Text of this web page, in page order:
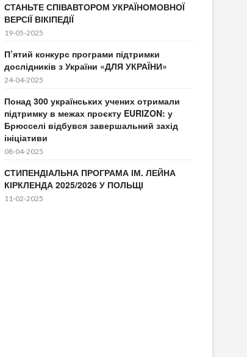
n
СТАНЬТЕ СПІВАВТОРОМ УКРАЇНОМОВНОЇ
ВЕРСІЇ ВІКІПЕДІЇ
19-05-2025
П’ятий конкурс програми підтримки
дослідників з України «ДЛЯ УКРАЇНИ»
24-04-2025
Понад 300 українських учених отримали
підтримку в межах проєкту EURIZON: у
Брюсселі відбувся завершальний захід
ініціативи
08-04-2025
СТИПЕНДІАЛЬНА ПРОГРАМА ІМ. ЛЕЙНА
КІРКЛЕНДА 2025/2026 У ПОЛЬЩІ
11-02-2025